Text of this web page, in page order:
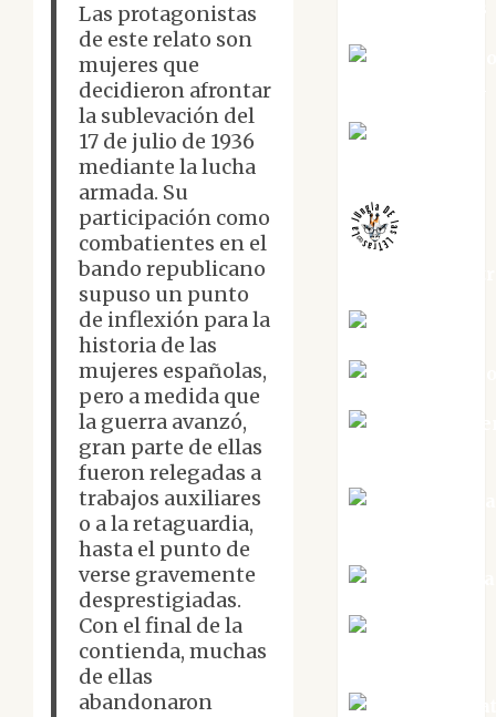
Las protagonistas
de este relato son
mujeres que
decidieron afrontar
la sublevación del
17 de julio de 1936
mediante la lucha
armada. Su
participación como
combatientes en el
bando republicano
supuso un punto
de inflexión para la
historia de las
mujeres españolas,
pero a medida que
la guerra avanzó,
gran parte de ellas
fueron relegadas a
trabajos auxiliares
o a la retaguardia,
hasta el punto de
verse gravemente
desprestigiadas.
Con el final de la
contienda, muchas
de ellas
abandonaron